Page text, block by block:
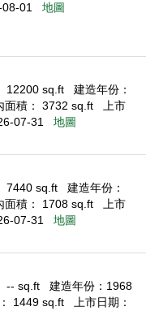
01
地圖
12200 sq.ft
建造年份：
面積： 3732 sq.ft
上市
07-31
地圖
7440 sq.ft
建造年份：
面積： 1708 sq.ft
上市
07-31
地圖
-- sq.ft
建造年份：1968
1449 sq.ft
上市日期：